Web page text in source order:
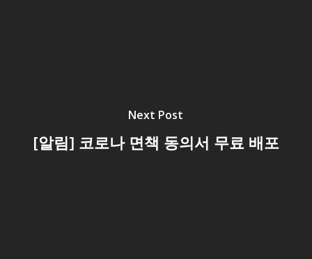
Next Post
[알림] 코로나 면책 동의서 무료 배포